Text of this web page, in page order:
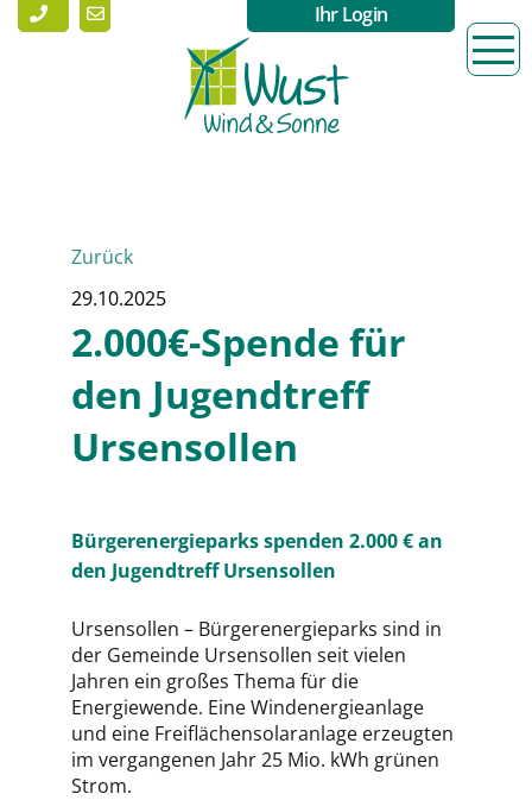
Ihr Login
Zurück
29.10.2025
2.000€-Spende für
den Jugendtreff
Ursensollen
Bürgerenergieparks spenden 2.000 € an
den Jugendtreff Ursensollen
Ursensollen – Bürgerenergieparks sind in
der Gemeinde Ursensollen seit vielen
Jahren ein großes Thema für die
Energiewende. Eine Windenergieanlage
und eine Freiflächensolaranlage erzeugten
im vergangenen Jahr 25 Mio. kWh grünen
Strom.